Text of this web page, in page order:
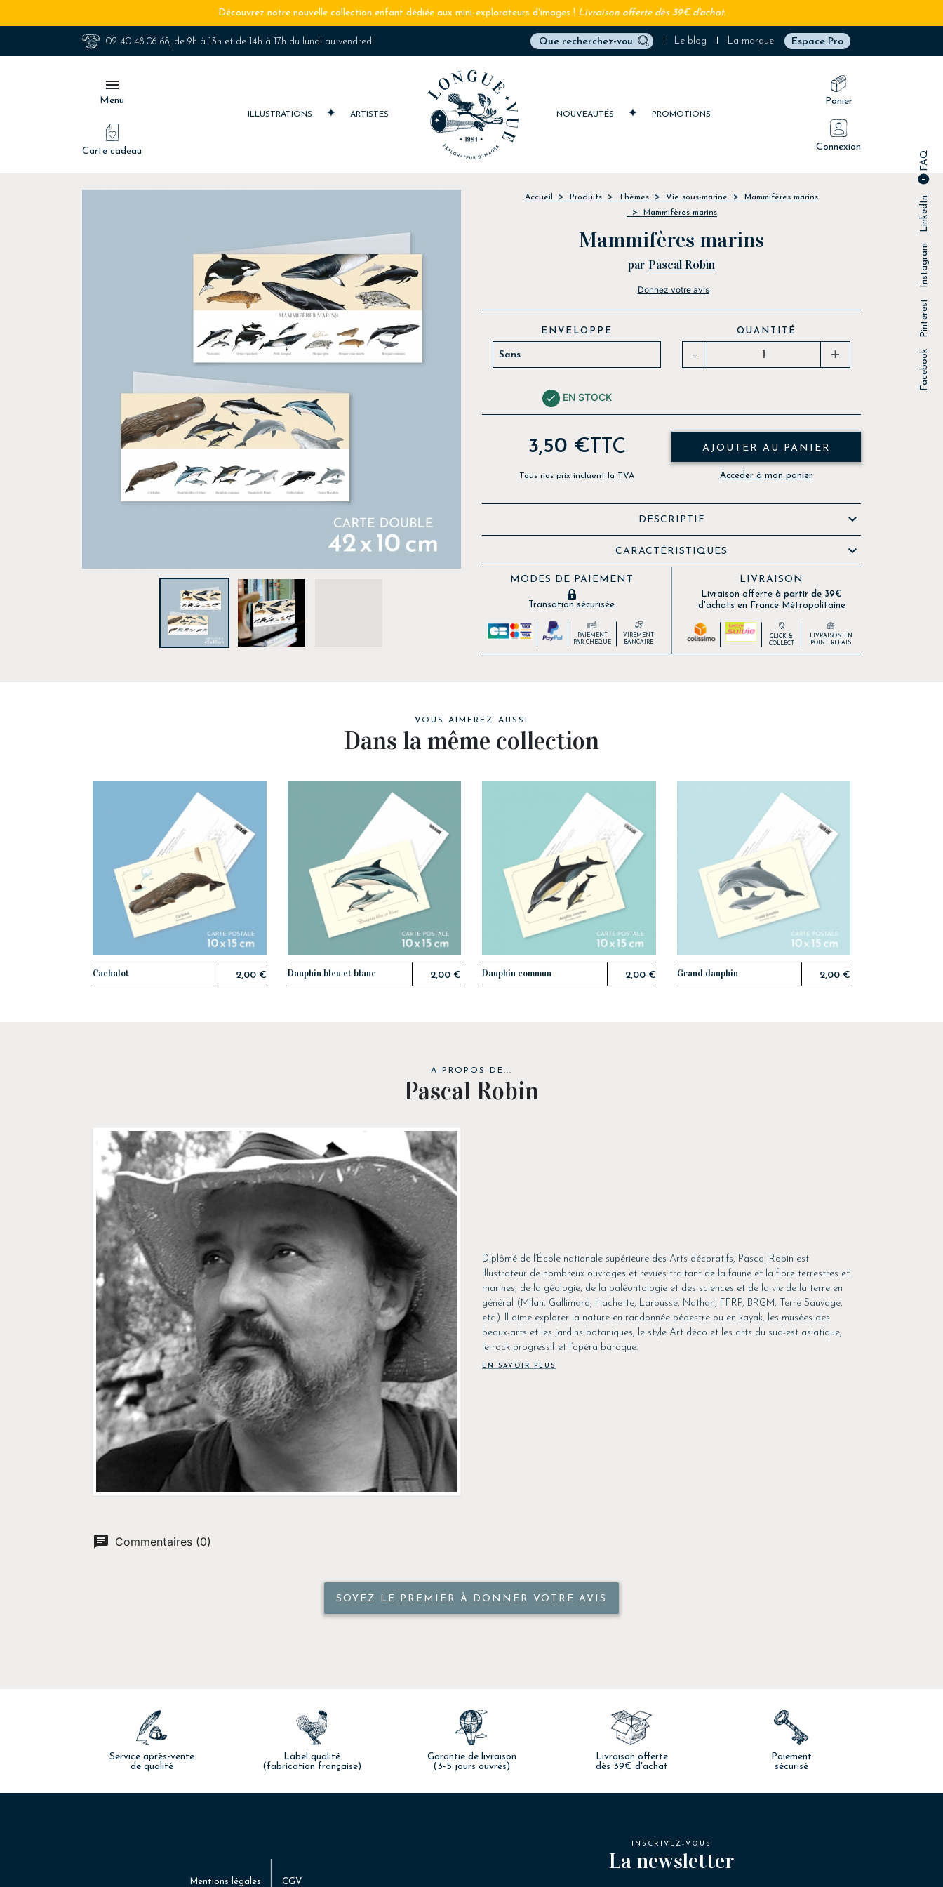
Découvrez notre nouvelle collection enfant dédiée aux mini-explorateurs d'images ! Livraison offerte dès 39€ d'achat.
02 40 48 06 68, de 9h à 13h et de 14h à 17h du lundi au vendredi Le blog La marque Espace Pro

Menu
Carte cadeau
ILLUSTRATIONS ARTISTES NOUVEAUTÉS PROMOTIONS
Panier
Connexion
Facebook
Pinterest
Instagram
LinkedIn
FAQ
Accueil Produits Thèmes Vie sous-marine
Mammifères marins
Mammifères marins
Mammifères marins
par Pascal Robin
Donnez votre avis
ENVELOPPE
 EN STOCK
QUANTITÉ
- +
3,50 € TTC
Tous nos prix incluent la TVA
AJOUTER AU PANIER
Accéder à mon panier
DESCRIPTIF 
CARACTÉRISTIQUES 
MODES DE PAIEMENT
Transation sécurisée
PAIEMENT
PAR CHÈQUE
VIREMENT
BANCAIRE
LIVRAISON
Livraison offerte à partir de 39€
d'achats en France Métropolitaine
CLICK &
COLLECT
LIVRAISON EN
POINT RELAIS
VOUS AIMEREZ AUSSI
Dans la même collection
Cachalot 2,00 € AJOUTER AU PANIER
Dauphin bleu et blanc 2,00 € AJOUTER AU PANIER
Dauphin commun 2,00 € AJOUTER AU PANIER
Grand dauphin 2,00 €
A PROPOS DE...
Pascal Robin
Diplômé de l’École nationale supérieure des Arts décoratifs, Pascal Robin est
illustrateur de nombreux ouvrages et revues traitant de la faune et la flore terrestres et
marines, de la géologie, de la paléontologie et des sciences et de la vie de la terre en
général (Milan, Gallimard, Hachette, Larousse, Nathan, FFRP, BRGM, Terre Sauvage,
etc.). Il aime explorer la nature en randonnée pédestre ou en kayak, les musées des
beaux-arts et les jardins botaniques, le style Art déco et les arts du sud-est asiatique,
le rock progressif et l’opéra baroque.
EN SAVOIR PLUS
Commentaires (0)
SOYEZ LE PREMIER À DONNER VOTRE AVIS
Service après-vente
de qualité
Label qualité
(fabrication française)
Garantie de livraison
(3-5 jours ouvrés)
Livraison offerte
dès 39€ d'achat
Paiement
sécurisé
Mentions légales CGV
INSCRIVEZ-VOUS
La newsletter